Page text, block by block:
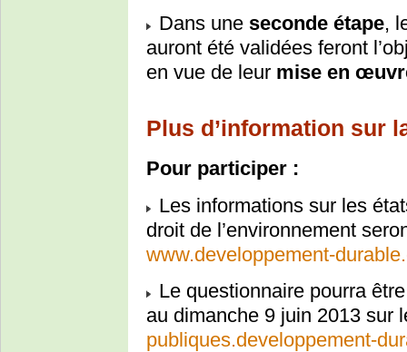
Dans une seconde étape,
auront été validées feront
en vue de leur mise en
Plus d’information sur
Pour participer :
Les informations sur les
droit de l’environnement
www.developpement-
Le questionnaire pourra
au dimanche 9 juin 2013 sur
publiques.developpement-